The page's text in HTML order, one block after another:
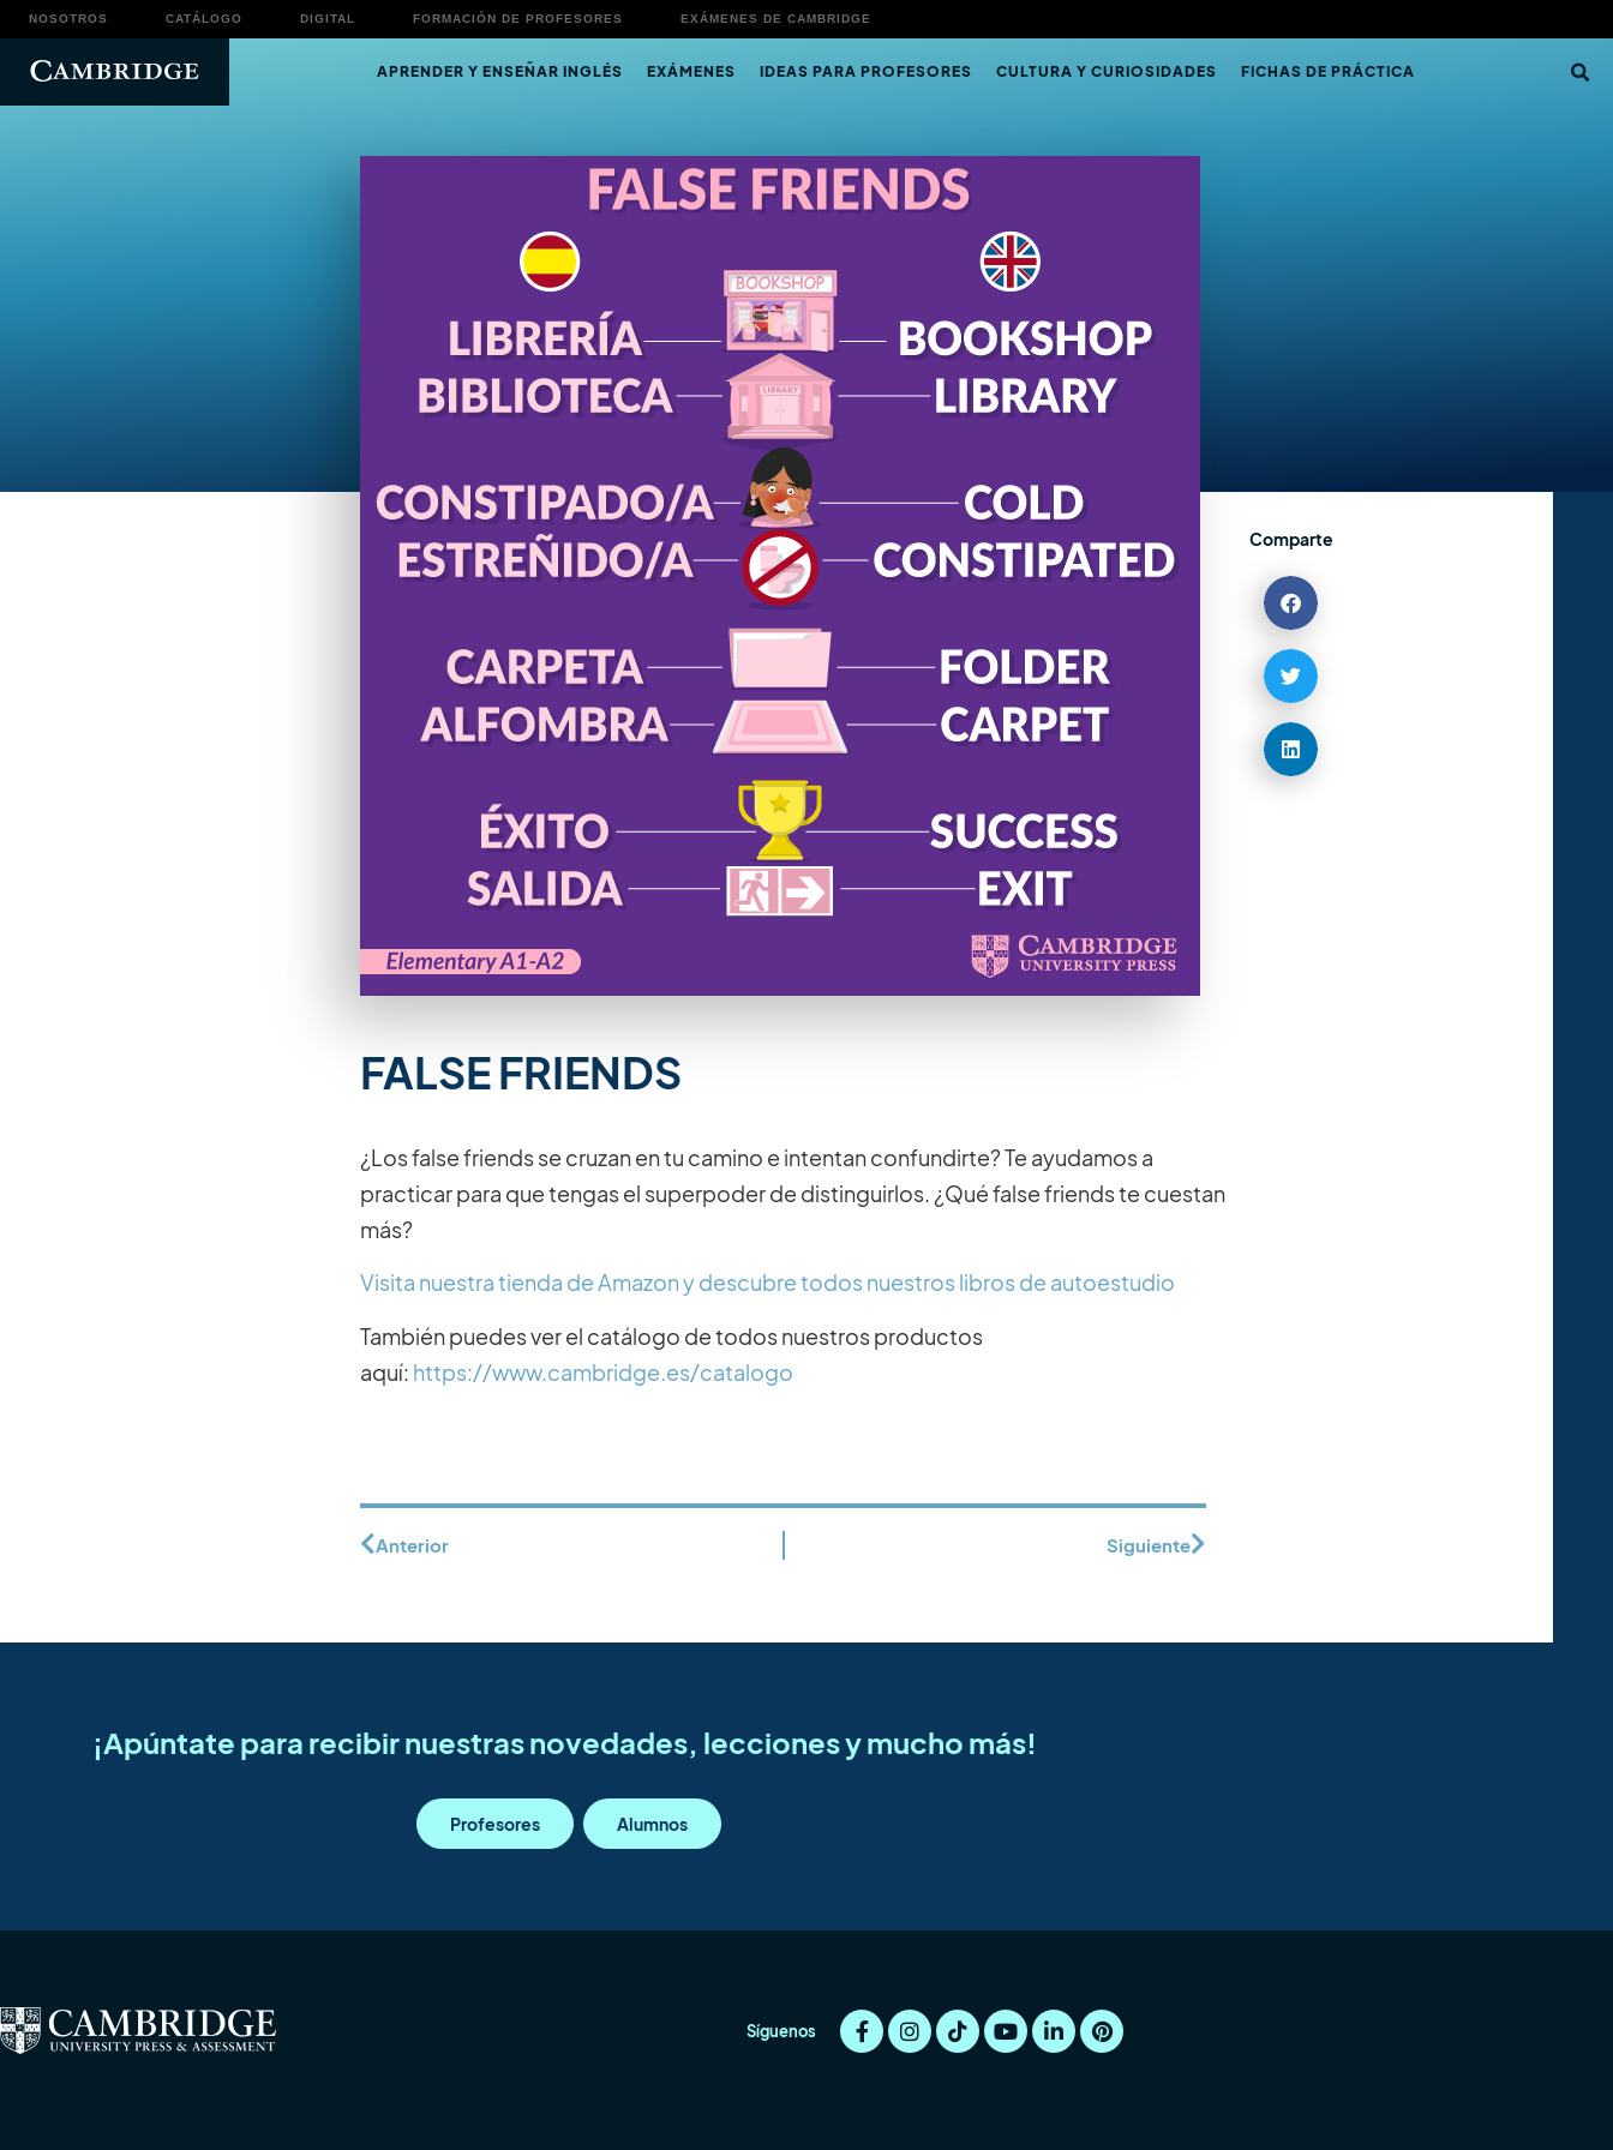
NOSOTROS CATÁLOGO DIGITAL FORMACIÓN DE PROFESORES EXÁMENES DE CAMBRIDGE
APRENDER Y ENSEÑAR INGLÉS EXÁMENES IDEAS PARA PROFESORES CULTURA Y CURIOSIDADES FICHAS DE PRÁCTICA
FALSE FRIENDS
¿Los false friends se cruzan en tu camino e intentan confundirte? Te ayudamos a
practicar para que tengas el superpoder de distinguirlos. ¿Qué false friends te cuestan
más?
Visita nuestra tienda de Amazon y descubre todos nuestros libros de autoestudio
También puedes ver el catálogo de todos nuestros productos
aquí: https://www.cambridge.es/catalogo
Comparte
Anterior Siguiente
¡Apúntate para recibir nuestras novedades, lecciones y mucho más!
Profesores Alumnos
Síguenos